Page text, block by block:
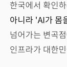
한국에서 확인
아니라 'AI가 몸
넘어가는 변곡
인프라가 대한